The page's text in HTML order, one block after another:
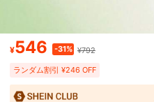
¥546 -31% ¥792
ランダム割引 ¥246 OFF